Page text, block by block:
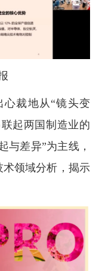
裁地从“镜头变
起两国制造业的
与差异”为主线，
领域分析，揭示